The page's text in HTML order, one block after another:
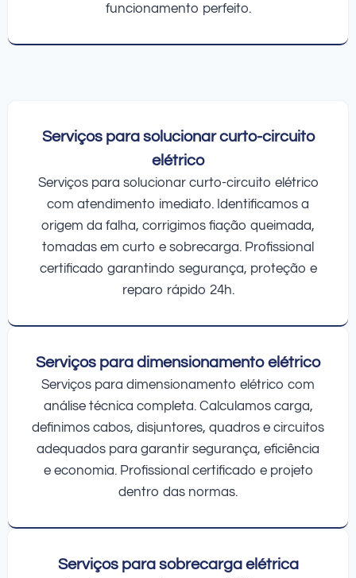
funcionamento perfeito.
Serviços para solucionar curto-circuito
elétrico
Serviços para solucionar curto-circuito elétrico
com atendimento imediato. Identificamos a
origem da falha, corrigimos fiação queimada,
tomadas em curto e sobrecarga. Profissional
certificado garantindo segurança, proteção e
reparo rápido 24h.
Serviços para dimensionamento elétrico
Serviços para dimensionamento elétrico com
análise técnica completa. Calculamos carga,
definimos cabos, disjuntores, quadros e circuitos
adequados para garantir segurança, eficiência
e economia. Profissional certificado e projeto
dentro das normas.
Serviços para sobrecarga elétrica